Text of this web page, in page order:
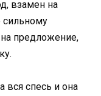
взамен на
сильному
предложение,
спесь и она